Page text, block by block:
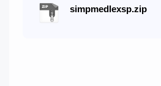
simpmedlexsp.zip